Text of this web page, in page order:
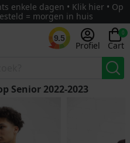
enkele dagen • Klik hier • Op
= morgen in huis
9.5
Profiel
0
Cart
Senior 2022-2023